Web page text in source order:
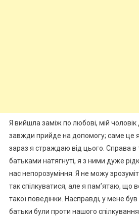
Я вийшла заміж по любові, мій
завжди прийде на допомогу; саме це
зараз я страждаю від цього. Справа в
батьками натягнуті, я з ними дуже
нас непорозуміння. Я не можу
так спілкуватися, але я пам’ятаю, що
такої поведінки. Насправді, у мене
батьки були проти нашого